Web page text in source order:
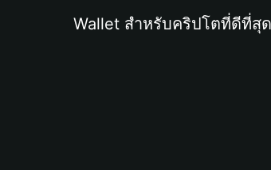
Wallet สำหรับคริปโตที่ดีที่สุ